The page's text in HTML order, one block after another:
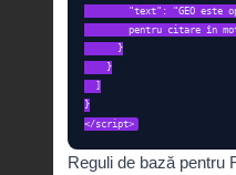
"text": "GEO este
pentru citare în
      }
    }
  ]
}
</script>
Reguli de bază pentru